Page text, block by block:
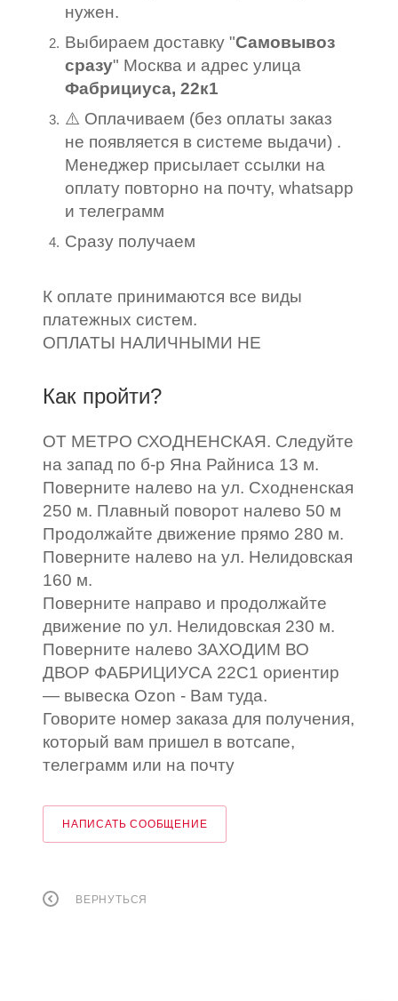
нужен.
Выбираем доставку "Самовывоз
сразу" Москва и адрес улица
Фабрициуса, 22к1
⚠️ Оплачиваем (без оплаты заказ
не появляется в системе выдачи) .
Менеджер присылает ссылки на
оплату повторно на почту, whatsapp
и телеграмм
Сразу получаем
К оплате принимаются все виды
платежных систем.
ОПЛАТЫ НАЛИЧНЫМИ НЕ
Как пройти?
ОТ МЕТРО СХОДНЕНСКАЯ. Следуйте
на запад по б-р Яна Райниса 13 м.
Поверните налево на ул. Сходненская
250 м. Плавный поворот налево 50 м
Продолжайте движение прямо 280 м.
Поверните налево на ул. Нелидовская
160 м.
Поверните направо и продолжайте
движение по ул. Нелидовская 230 м.
Поверните налево ЗАХОДИМ ВО
ДВОР ФАБРИЦИУСА 22С1 ориентир
— вывеска Ozon - Вам туда.
Говорите номер заказа для получения,
который вам пришел в вотсапе,
телеграмм или на почту
НАПИСАТЬ СООБЩЕНИЕ
ВЕРНУТЬСЯ